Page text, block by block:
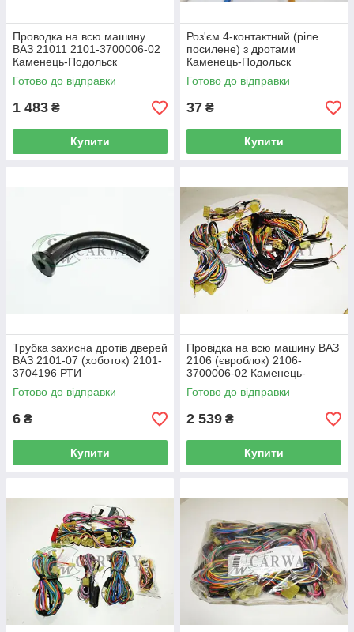
Проводка на всю машину
ВАЗ 21011 2101-3700006-02
Каменець-Подольск
Готово до відправки
1 483 ₴
Купити
Роз'єм 4-контактний (ріле
посилене) з дротами
Каменець-Подольск
Готово до відправки
37 ₴
Купити
Трубка захисна дротів дверей
ВАЗ 2101-07 (хоботок) 2101-
3704196 РТИ
Готово до відправки
6 ₴
Купити
Провідка на всю машину ВАЗ
2106 (євроблок) 2106-
3700006-02 Каменець-
Подольск
Готово до відправки
2 539 ₴
Купити